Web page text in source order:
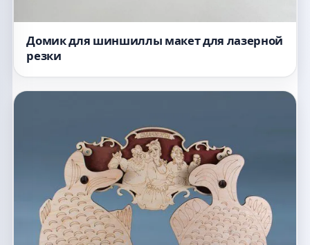
Домик для шиншиллы макет для лазерной
резки